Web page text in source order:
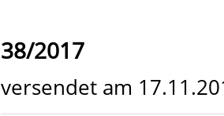
38/2017
versendet am